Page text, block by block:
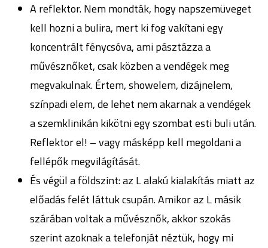
A reflektor. Nem mondták, hogy napszemüveget
kell hozni a bulira, mert ki fog vakítani egy
koncentrált fénycsóva, ami pásztázza a
művésznőket, csak közben a vendégek meg
megvakulnak. Értem, showelem, dizájnelem,
színpadi elem, de lehet nem akarnak a vendégek
a szemklinikán kikötni egy szombat esti buli után.
Reflektor el! – vagy másképp kell megoldani a
fellépők megvilágítását.
És végül a földszint: az L alakú kialakítás miatt az
előadás felét láttuk csupán. Amikor az L másik
szárában voltak a művésznők, akkor szokás
szerint azoknak a telefonját néztük, hogy mi